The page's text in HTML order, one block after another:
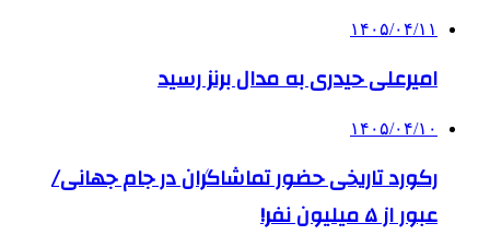
۱۴۰۵/۰۴/۱۱
امیرعلی حیدری به مدال برنز رسید
۱۴۰۵/۰۴/۱۰
رکورد تاریخی حضور تماشاگران در جام جهانی/
عبور از ۵ میلیون نفر!